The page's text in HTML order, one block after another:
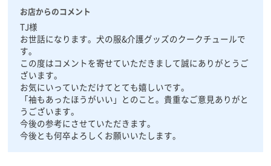
お店からのコメント
TJ様
お世話になります。犬の服&介護グッズのクークチュールで
す。
この度はコメントを寄せていただきまして誠にありがとうご
ざいます。
お気にいっていただけてとても嬉しいです。
「袖もあったほうがいい」とのこと。貴重なご意見ありがと
うございます。
今後の参考にさせていただきます。
今後とも何卒よろしくお願いいたします。